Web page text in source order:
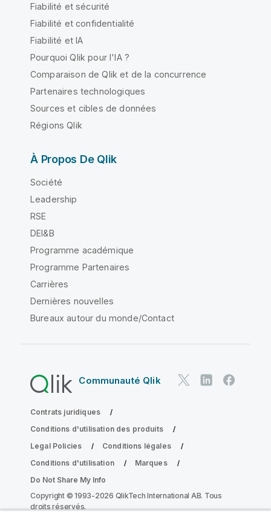
Fiabilité et sécurité
Fiabilité et confidentialité
Fiabilité et IA
Pourquoi Qlik pour l'IA ?
Comparaison de Qlik et de la concurrence
Partenaires technologiques
Sources et cibles de données
Régions Qlik
À Propos De Qlik
Société
Leadership
RSE
DEI&B
Programme académique
Programme Partenaires
Carrières
Dernières nouvelles
Bureaux autour du monde/Contact
Communauté Qlik
Contrats juridiques
Conditions d'utilisation des produits
Legal Policies
Conditions légales
Conditions d'utilisation
Marques
Do Not Share My Info
Copyright © 1993-2026 QlikTech International AB. Tous
droits réservés.